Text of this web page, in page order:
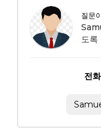
질문
도록
전